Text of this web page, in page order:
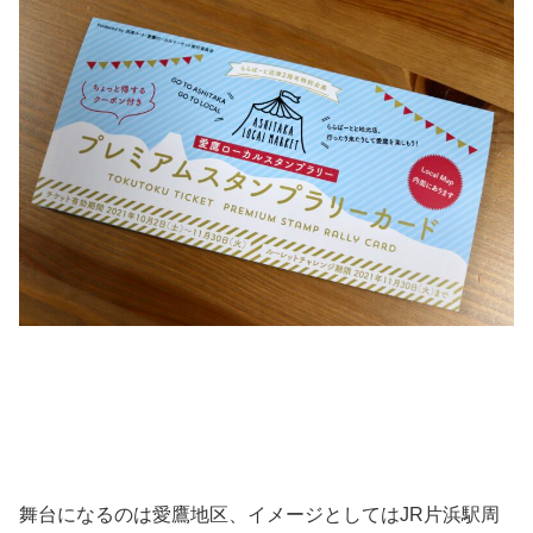
舞台になるのは愛鷹地区、イメージとしてはJR片浜駅周